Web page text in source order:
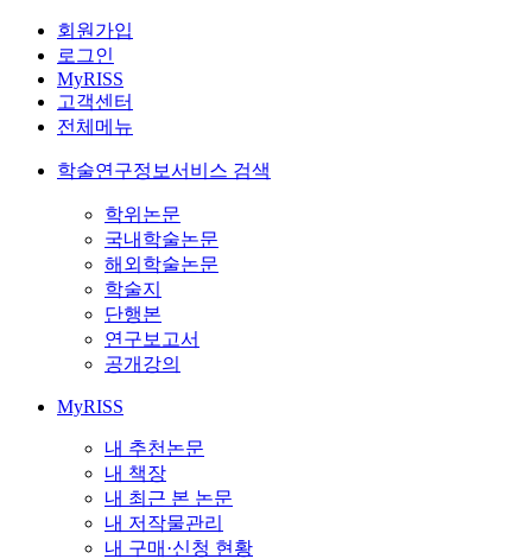
회원가입
로그인
MyRISS
고객센터
전체메뉴
학술연구정보서비스 검색
학위논문
국내학술논문
해외학술논문
학술지
단행본
연구보고서
공개강의
MyRISS
내 추천논문
내 책장
내 최근 본 논문
내 저작물관리
내 구매·신청 현황